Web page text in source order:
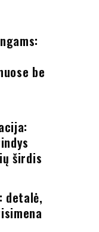
be
širdis
detalė,